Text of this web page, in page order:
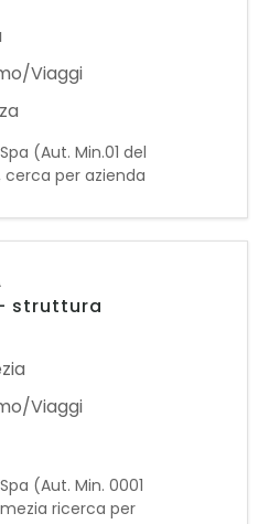
Viaggi
(Aut. Min.01 del
cerca per azienda
POLIVALENTE
principali:
ai visitatori;
e supporto ai
· Supporto
· Coll
struttura
Viaggi
(Aut. Min. 0001
ricerca per